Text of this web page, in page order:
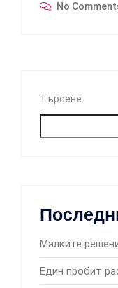
No
Търсене
Малките
Един пробит